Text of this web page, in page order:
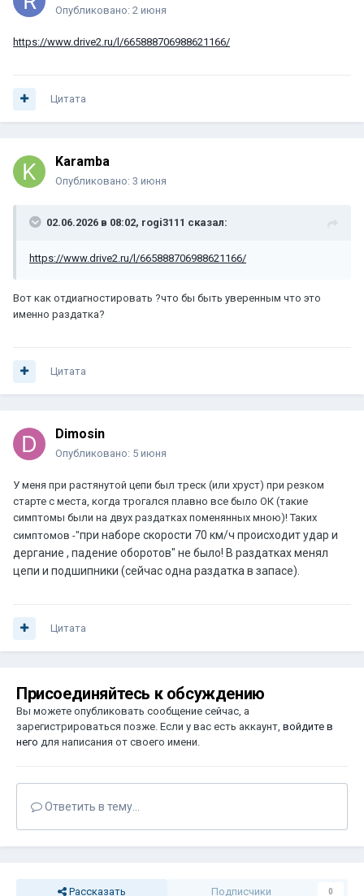
Опубликовано: 2 июня
https://www.drive2.ru/l/665888706988621166/
Цитата
Karamba
Опубликовано: 3 июня
02.06.2026 в 08:02, rogi3111 сказал:
https://www.drive2.ru/l/665888706988621166/
Вот как отдиагностировать ?что бы быть уверенным что это
именно раздатка?
Цитата
Dimosin
Опубликовано: 5 июня
У меня при растянутой цепи был треск (или хруст) при резком
старте с места, когда трогался плавно все было ОК (такие
симптомы были на двух раздатках поменянных мною)! Таких
симптомов -"при наборе скорости 70 км/ч происходит удар и
дергание , падение оборотов" не было! В раздатках менял
цепи и подшипники (сейчас одна раздатка в запасе).
Цитата
Присоединяйтесь к обсуждению
Вы можете опубликовать сообщение сейчас, а
зарегистрироваться позже. Если у вас есть аккаунт, войдите в
него для написания от своего имени.
Ответить в тему...
Рассказать Подписчики 0